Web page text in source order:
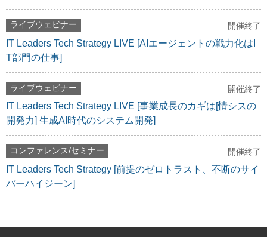
ライブウェビナー 開催終了
IT Leaders Tech Strategy LIVE [AIエージェントの戦力化はI
T部門の仕事]
ライブウェビナー 開催終了
IT Leaders Tech Strategy LIVE [事業成長のカギは[情シスの
開発力] 生成AI時代のシステム開発]
コンファレンス/セミナー 開催終了
IT Leaders Tech Strategy [前提のゼロトラスト、不断のサイ
バーハイジーン]